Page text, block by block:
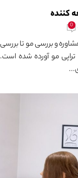
کننده
0
و بررسی مو تا بررسی
مو آورده شده است.